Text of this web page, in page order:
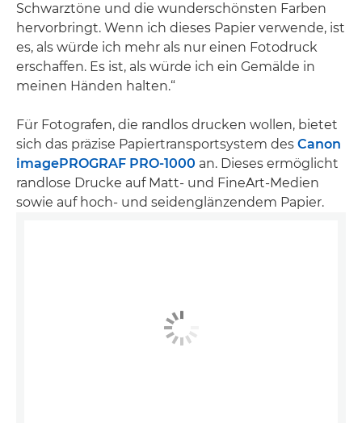
Schwarztöne und die wunderschönsten Farben
hervorbringt. Wenn ich dieses Papier verwende, ist
es, als würde ich mehr als nur einen Fotodruck
erschaffen. Es ist, als würde ich ein Gemälde in
meinen Händen halten.“
Für Fotografen, die randlos drucken wollen, bietet
sich das präzise Papiertransportsystem des Canon
imagePROGRAF PRO-1000 an. Dieses ermöglicht
randlose Drucke auf Matt- und FineArt-Medien
sowie auf hoch- und seidenglänzendem Papier.